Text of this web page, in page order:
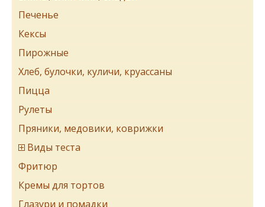
Печенье
Кексы
Пирожные
Хлеб, булочки, куличи, круассаны
Пицца
Рулеты
Пряники, медовики, коврижки
Виды теста
Фритюр
Кремы для тортов
Глазури и помадки